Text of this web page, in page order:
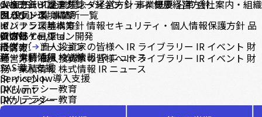
システムインテグレーション
クラウド環境構築
インフラ環境構築
アプリケーション開発
モダナイゼーション
データ利活用・分析
SAS導入支援
ServiceNow導入支援
DXリテラシー教育
DXリテラシー教育
DX人材育成伴走支援
人権方針・調達方針ダイバーシティ健康経営方針
ガバナンス
ガバナンス基本方針情報セキュリティ・個人情報保護方針 品
質方針・目標
メッセージ企業理念・経営方針事業概要沿革会社案内・組織
図役員一覧事業所一覧
CASE STUDY
BLOG
IR
IR情報
経営方針個人投資家の皆様へ IR ライブラリー IR イベント 財
務・業績情報株式情報IR ニュース
© CNS Co., Ltd.
IR情報
経営方針個人投資家の皆様へIR ライブラリー IR イベント 財
務・業績情報 株式情報 IR ニュース
IR イベント
IR Event
IRカレンダー